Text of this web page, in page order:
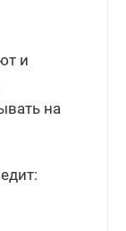
и
на